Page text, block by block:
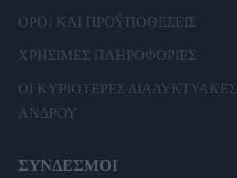
ΟΡΟΙ ΚΑΙ ΠΡΟΫΠΟΘΕΣΕΙΣ
ΧΡΗΣΙΜΕΣ ΠΛΗΡΟΦΟΡΙΕΣ
ΟΙ ΚΥΡΙΟΤΕΡΕΣ
ΑΝΔΡΟΥ
ΣΥΝΔΕΣΜΟΙ